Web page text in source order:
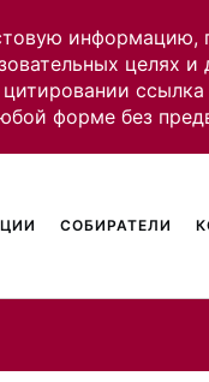
информацию,
целях
форме без
СОБИРАТЕЛИ